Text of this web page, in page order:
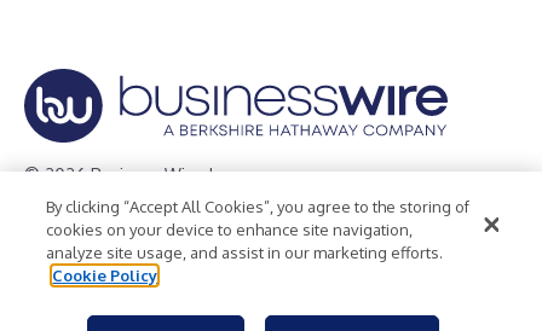
© 2026 Business Wire, Inc.
Privacy Policy Cookie Policy
Accessibility Statement
Terms of Use
Legal
By clicking “Accept All Cookies”, you agree to the storing of
cookies on your device to enhance site navigation,
analyze site usage, and assist in our marketing efforts.
Cookie Policy